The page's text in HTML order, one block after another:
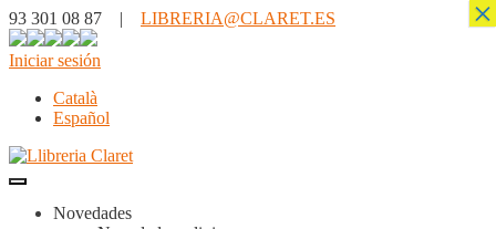
93 301 08 87 | LIBRERIA@CLARET.ES
Iniciar sesión
Català
Español
Novedades
×